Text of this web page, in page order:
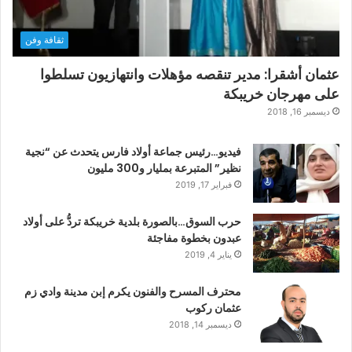
ثقافة وفن
عثمان أشقرا: مدير تنقصه مؤهلات وانتهازيون تسلطوا
على مهرجان خريبكة
ديسمبر 16, 2018
فيديو…رئيس جماعة أولاد فارس يتحدث عن “نجية
نظير” المتبرعة بمليار و300 مليون
فبراير 17, 2019
حرب السوق…بالصورة بلدية خريبكة تردُّ على أولاد
عبدون بخطوة مفاجئة
يناير 4, 2019
محترف المسرح والفنون يكرم إبن مدينة وادي زم
عثمان ركوب
ديسمبر 14, 2018